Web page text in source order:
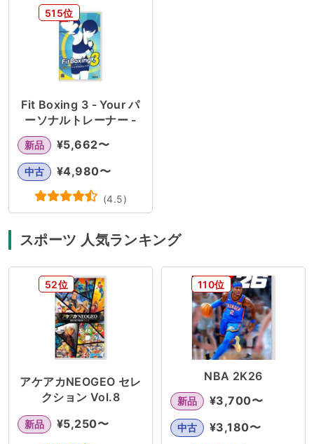
515位
Fit Boxing 3 - Your パ
ーソナルトレーナー -
新品 ¥5,662〜
中古 ¥4,980〜
(4.5)
スポーツ 人気ランキング
52位
アケアカNEOGEO セレ
クション Vol.8
新品 ¥5,250〜
110位
NBA 2K26
新品 ¥3,700〜
中古 ¥3,180〜